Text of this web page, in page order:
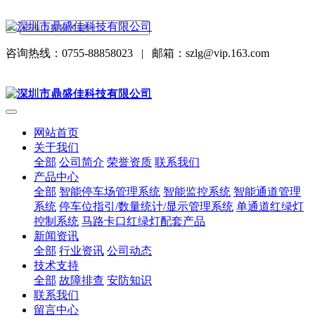
咨询热线：0755-88858023 | 邮箱：szlg@vip.163.com
网站首页
关于我们
全部 公司简介 荣誉资质 联系我们
产品中心
全部 智能停车场管理系统 智能监控系统 智能通道管理
系统 停车位指引/数量统计/显示管理系统 单通道红绿灯
控制系统 马路卡口红绿灯配套产品
新闻资讯
全部 行业资讯 公司动态
技术支持
全部 故障排查 安防知识
联系我们
留言中心